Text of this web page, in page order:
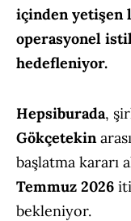
içinden
operasyonel
hedefleniyor.
Hepsiburada,
Gökçetekin
başlatma kararı
Temmuz 2026
bekleniyor.